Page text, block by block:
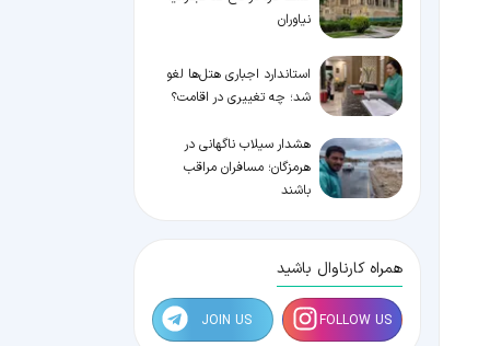
نیاوران
استاندارد اجباری هتل‌ها لغو
شد؛ چه تغییری در اقامت؟
هشدار سیلاب ناگهانی در
هرمزگان؛ مسافران مراقب
باشند
همراه کارناوال باشید
FOLLOW US
JOIN US